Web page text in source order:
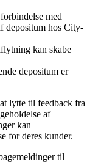
med
depositum hos City-
kan skabe
depositum er
lytte til feedback fra
af
kan
for deres kunder.
til